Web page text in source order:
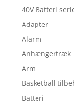
40V Batteri
Adapter
Alarm
Anhængertræk
Arm
Basketball
Batteri